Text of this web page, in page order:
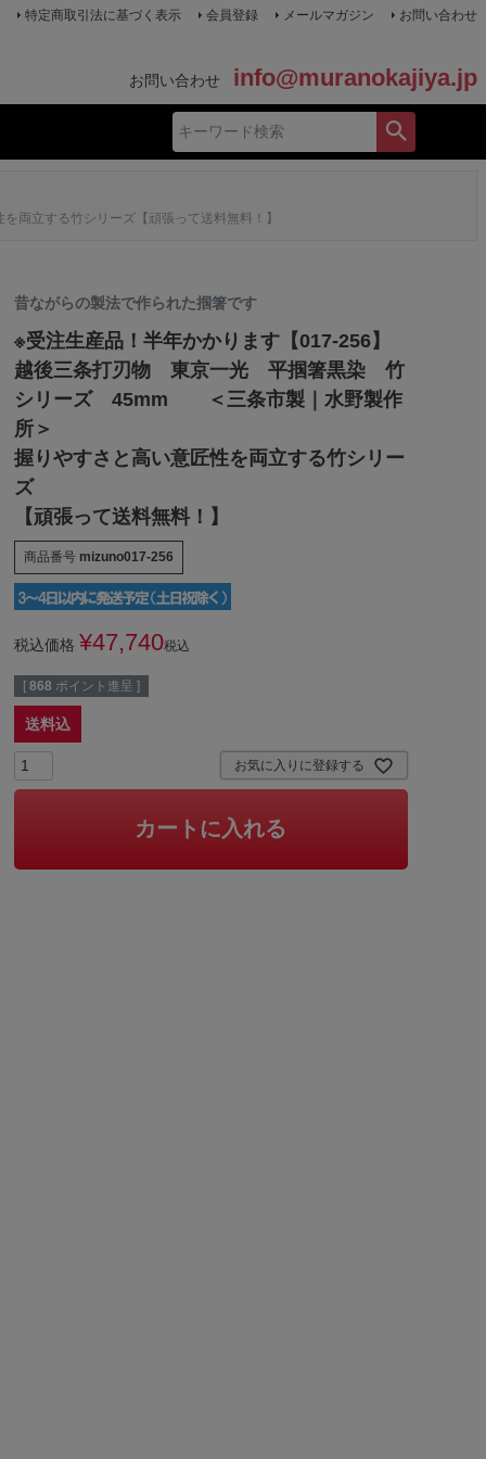
特定商取引法に基づく表示 会員登録 メールマガジン お問い合わせ
お問い合わせ info@muranokajiya.jp
立する竹シリーズ【頑張って送料無料！】
昔ながらの製法で作られた掴箸です
※受注生産品！半年かかります【017-256】
越後三条打刃物 東京一光 平掴箸黒染 竹
シリーズ 45mm ＜三条市製｜水野製作
所＞
握りやすさと高い意匠性を両立する竹シリー
ズ
【頑張って送料無料！】
商品番号 mizuno017-256
税込価格 ¥47,740税込
[ 868 ポイント進呈 ]
送料込
お気に入りに登録する
カートに入れる